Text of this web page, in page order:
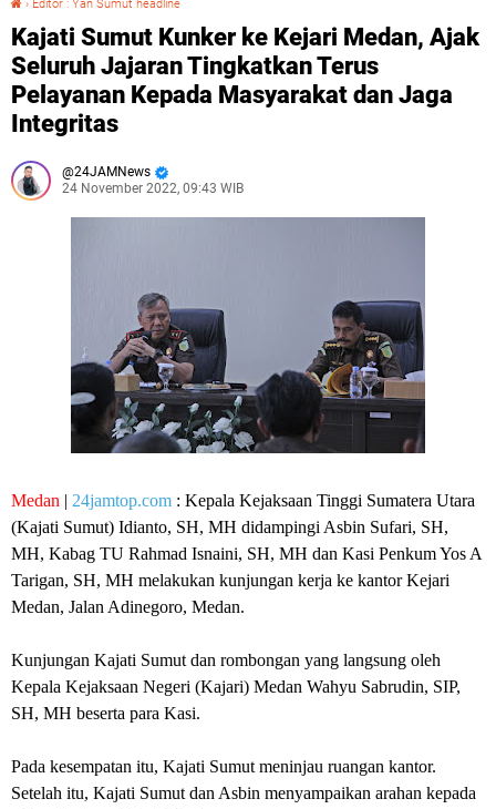
› Editor : Yan Sumut headline
Kajati Sumut Kunker ke Kejari Medan, Ajak
Seluruh Jajaran Tingkatkan Terus
Pelayanan Kepada Masyarakat dan Jaga
Integritas
24JAMNews
24 November 2022, 09:43 WIB
Medan | 24jamtop.com : Kepala Kejaksaan Tinggi Sumatera Utara
(Kajati Sumut) Idianto, SH, MH didampingi Asbin Sufari, SH,
MH, Kabag TU Rahmad Isnaini, SH, MH dan Kasi Penkum Yos A
Tarigan, SH, MH melakukan kunjungan kerja ke kantor Kejari
Medan, Jalan Adinegoro, Medan.
Kunjungan Kajati Sumut dan rombongan yang langsung oleh
Kepala Kejaksaan Negeri (Kajari) Medan Wahyu Sabrudin, SIP,
SH, MH beserta para Kasi.
Pada kesempatan itu, Kajati Sumut meninjau ruangan kantor.
Setelah itu, Kajati Sumut dan Asbin menyampaikan arahan kepada